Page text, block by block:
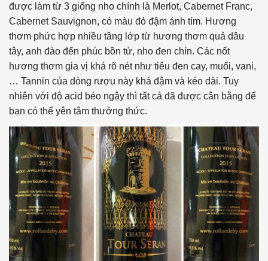
được làm từ 3 giống nho chính là Merlot, Cabernet Franc,
Cabernet Sauvignon, có màu đỏ đậm ánh tím. Hương
thơm phức hợp nhiều tầng lớp từ hương thơm quả dâu
tây, anh đào đến phúc bồn tử, nho đen chín. Các nốt
hương thơm gia vị khá rõ nét như tiêu đen cay, muối, vani,
… Tannin của dòng rượu này khá đậm và kéo dài. Tuy
nhiên với độ acid béo ngậy thì tất cả đã được cân bằng để
bạn có thể yên tâm thưởng thức.